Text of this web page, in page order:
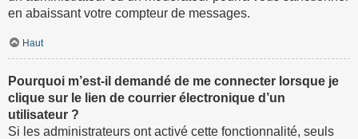
en abaissant votre compteur de messages.
Haut
Pourquoi m’est-il demandé de me connecter lorsque je
clique sur le lien de courrier électronique d’un
utilisateur ?
Si les administrateurs ont activé cette fonctionnalité, seuls